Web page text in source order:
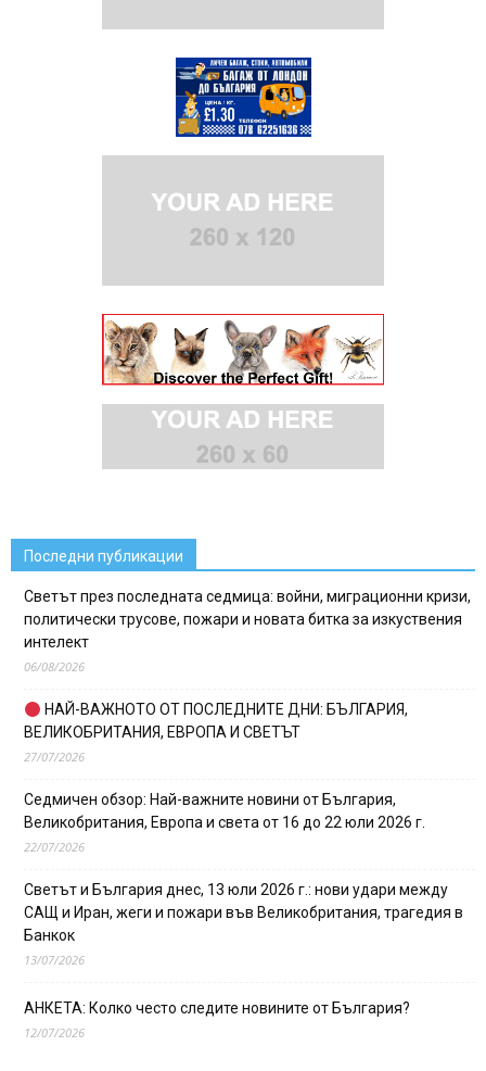
Последни публикации
Светът през последната седмица: войни, миграционни кризи,
политически трусове, пожари и новата битка за изкуствения
интелект
06/08/2026
НАЙ-ВАЖНОТО ОТ ПОСЛЕДНИТЕ ДНИ: БЪЛГАРИЯ,
ВЕЛИКОБРИТАНИЯ, ЕВРОПА И СВЕТЪТ
27/07/2026
Седмичен обзор: Най-важните новини от България,
Великобритания, Европа и света от 16 до 22 юли 2026 г.
22/07/2026
Светът и България днес, 13 юли 2026 г.: нови удари между
САЩ и Иран, жеги и пожари във Великобритания, трагедия в
Банкок
13/07/2026
АНКЕТА: Колко често следите новините от България?
12/07/2026